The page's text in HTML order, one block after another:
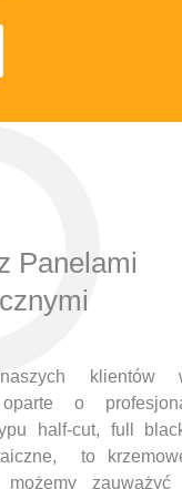
Panelami
naszych klientów
oparte o
half-cut, full
to